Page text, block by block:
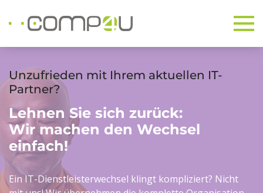
Unzufrieden mit Ihrem aktuellen IT-
Partner?
Lehnen Sie sich zurück:
Wir machen den Wechsel
einfach!
Ein IT-Dienstleisterwechsel klingt kompliziert? Nicht